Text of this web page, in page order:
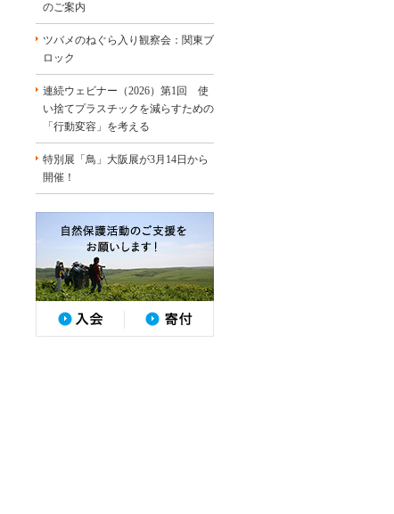
のご案内
ツバメのねぐら入り観察会：関東ブ
ロック
連続ウェビナー（2026）第1回 使
い捨てプラスチックを減らすための
「行動変容」を考える
特別展「鳥」大阪展が3月14日から
開催！